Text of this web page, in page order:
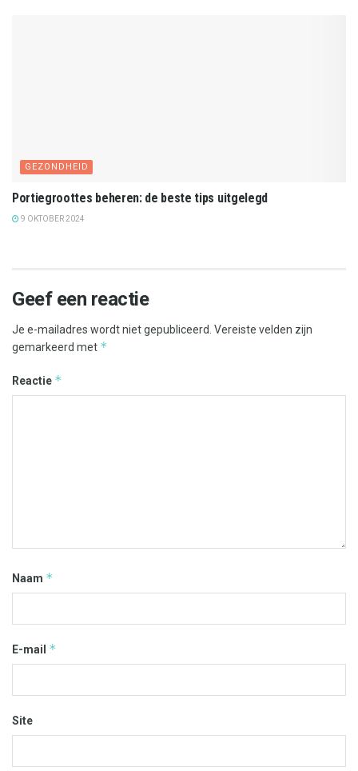
GEZONDHEID
Portiegroottes beheren: de beste tips uitgelegd
9 OKTOBER 2024
Geef een reactie
Je e-mailadres wordt niet gepubliceerd. Vereiste velden zijn
gemarkeerd met *
Reactie *
Naam *
E-mail *
Site